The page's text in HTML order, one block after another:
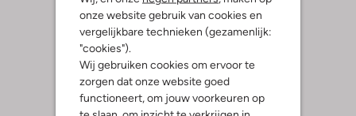
onze website gebruik van cookies en
vergelijkbare technieken (gezamenlijk:
"cookies").
Wij gebruiken cookies om ervoor te
zorgen dat onze website goed
functioneert, om jouw voorkeuren op